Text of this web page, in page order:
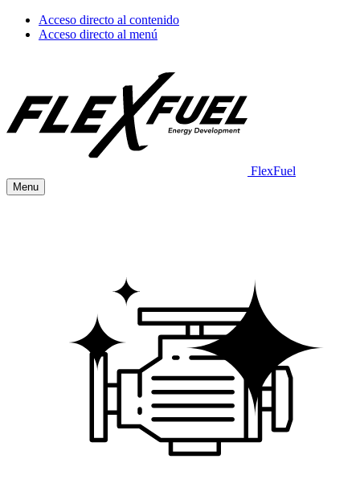
Acceso directo al contenido
Acceso directo al menú
FlexFuel
Menu